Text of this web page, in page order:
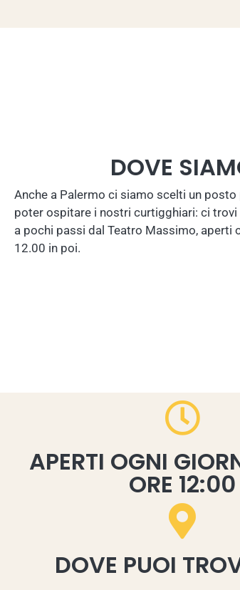
DOVE
Anche a Palermo ci siamo scelti un
poter ospitare i nostri curtigghiari: ci trovi
a pochi passi dal Teatro Massimo, aperti
12.00 in poi.
APERTI OGNI
ORE 12:00
DOVE PUOI